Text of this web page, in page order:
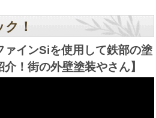
！
ァインSiを使用して鉄部の塗
！街の外壁塗装やさん】